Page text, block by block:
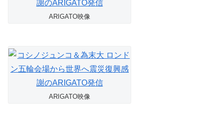
ARIGATO映像
ARIGATO映像